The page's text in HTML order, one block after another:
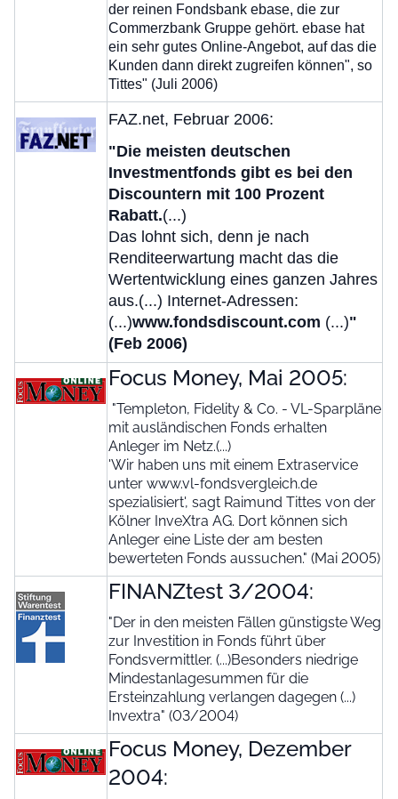
der reinen Fondsbank ebase, die zur
Commerzbank Gruppe gehört. ebase hat
ein sehr gutes Online-Angebot, auf das die
Kunden dann direkt zugreifen können", so
Tittes" (Juli 2006)
FAZ.net, Februar 2006:
"Die meisten deutschen
Investmentfonds gibt es bei den
Discountern mit 100 Prozent
Rabatt.(...)
Das lohnt sich, denn je nach
Renditeerwartung macht das die
Wertentwicklung eines ganzen Jahres
aus.(...) Internet-Adressen:
(...)www.fondsdiscount.com (...)"
(Feb 2006)
Focus Money, Mai 2005:
"Templeton, Fidelity & Co. - VL-Sparpläne
mit ausländischen Fonds erhalten
Anleger im Netz.(...)
'Wir haben uns mit einem Extraservice
unter www.vl-fondsvergleich.de
spezialisiert', sagt Raimund Tittes von der
Kölner InveXtra AG. Dort können sich
Anleger eine Liste der am besten
bewerteten Fonds aussuchen." (Mai 2005)
FINANZtest 3/2004:
"Der in den meisten Fällen günstigste Weg
zur Investition in Fonds führt über
Fondsvermittler. (...)Besonders niedrige
Mindestanlagesummen für die
Ersteinzahlung verlangen dagegen (...)
Invextra" (03/2004)
Focus Money, Dezember
2004: